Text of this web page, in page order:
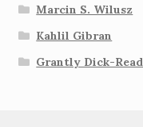
Marcin S. Wilusz
Kahlil Gibran
Grantly Dick-Read